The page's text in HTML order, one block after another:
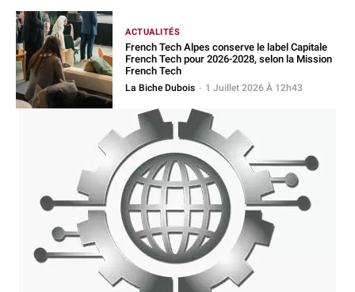
ACTUALITÉS
French Tech Alpes conserve le label Capitale
French Tech pour 2026-2028, selon la Mission
French Tech
La Biche Dubois - 1 Juillet 2026 À 12h43